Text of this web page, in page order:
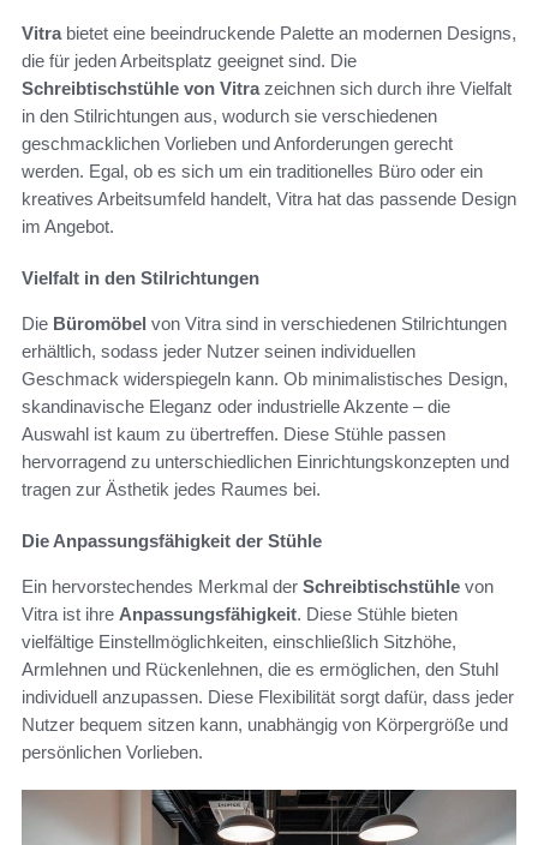
Vitrabietet eine beeindruckende Palette an modernen Designs,
die für jeden Arbeitsplatz geeignet sind. Die
Schreibtischstühle von Vitrazeichnen sich durch ihre Vielfalt
in den Stilrichtungen aus, wodurch sie verschiedenen
geschmacklichen Vorlieben und Anforderungen gerecht
werden. Egal, ob es sich um ein traditionelles Büro oder ein
kreatives Arbeitsumfeld handelt, Vitra hat das passende Design
im Angebot.
Vielfalt in den Stilrichtungen
Die Büromöbel von Vitra sind in verschiedenen Stilrichtungen
erhältlich, sodass jeder Nutzer seinen individuellen
Geschmack widerspiegeln kann. Ob minimalistisches Design,
skandinavische Eleganz oder industrielle Akzente – die
Auswahl ist kaum zu übertreffen. Diese Stühle passen
hervorragend zu unterschiedlichen Einrichtungskonzepten und
tragen zur Ästhetik jedes Raumes bei.
Die Anpassungsfähigkeit der Stühle
Ein hervorstechendes Merkmal der Schreibtischstühle von
Vitra ist ihre Anpassungsfähigkeit. Diese Stühle bieten
vielfältige Einstellmöglichkeiten, einschließlich Sitzhöhe,
Armlehnen und Rückenlehnen, die es ermöglichen, den Stuhl
individuell anzupassen. Diese Flexibilität sorgt dafür, dass jeder
Nutzer bequem sitzen kann, unabhängig von Körpergröße und
persönlichen Vorlieben.